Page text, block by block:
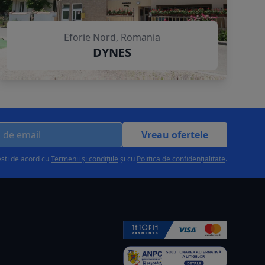
Eforie Nord, Romania
DYNES
Vreau ofertele
de acord cuTermenii și condițiile și cu Politica de confidențialitate.